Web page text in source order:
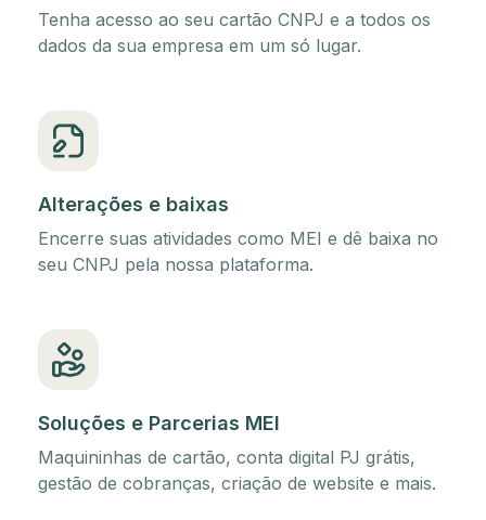
Tenha acesso ao seu cartão CNPJ e a todos os
dados da sua empresa em um só lugar.
Alterações e baixas
Encerre suas atividades como MEI e dê baixa no
seu CNPJ pela nossa plataforma.
Soluções e Parcerias MEI
Maquininhas de cartão, conta digital PJ grátis,
gestão de cobranças, criação de website e mais.